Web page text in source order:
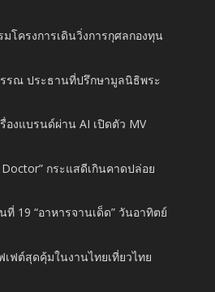
มโครงการเดินวิ่งการกุศลกองทุน
รณ ประธานที่ปรึกษามูลนิธิพระ
รื่องแบรนด์ผ่าน AI เปิดตัว MV
กระแสดีเกินคาดปล่อย
ที่ 19 “อาหารจานเด็ด” วันอาทิตย์
ฟต์สุดคุ้มในงานไทยเที่ยวไทย